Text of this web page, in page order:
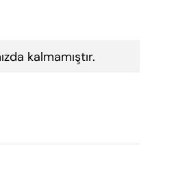
kalmamıştır.